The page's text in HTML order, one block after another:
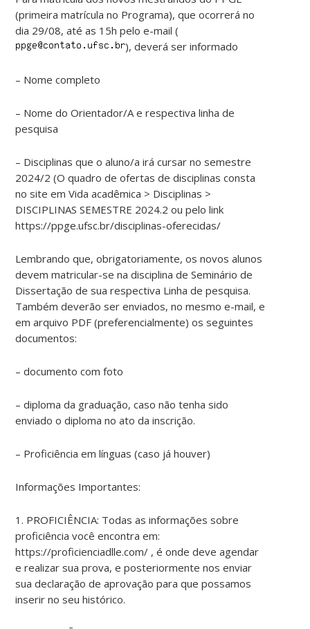
(primeira matrícula no Programa), que ocorrerá no
dia 29/08, até as 15h pelo e-mail (
), deverá ser informado
– Nome completo
– Nome do Orientador/A e respectiva linha de
pesquisa
– Disciplinas que o aluno/a irá cursar no semestre
2024/2 (O quadro de ofertas de disciplinas consta
no site em Vida acadêmica > Disciplinas >
DISCIPLINAS SEMESTRE 2024.2 ou pelo link
https://ppge.ufsc.br/disciplinas-oferecidas/
Lembrando que, obrigatoriamente, os novos alunos
devem matricular-se na disciplina de Seminário de
Dissertação de sua respectiva Linha de pesquisa.
Também deverão ser enviados, no mesmo e-mail, e
em arquivo PDF (preferencialmente) os seguintes
documentos:
– documento com foto
– diploma da graduação, caso não tenha sido
enviado o diploma no ato da inscrição.
– Proficiência em línguas (caso já houver)
Informações Importantes:
1. PROFICIÊNCIA: Todas as informações sobre
proficiência você encontra em:
https://proficienciadlle.com/ , é onde deve agendar
e realizar sua prova, e posteriormente nos enviar
sua declaração de aprovação para que possamos
inserir no seu histórico.